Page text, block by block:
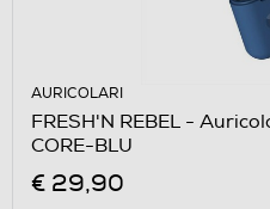
AURICOLARI
FRESH'N REBEL -
CORE-BLU
€ 29,90